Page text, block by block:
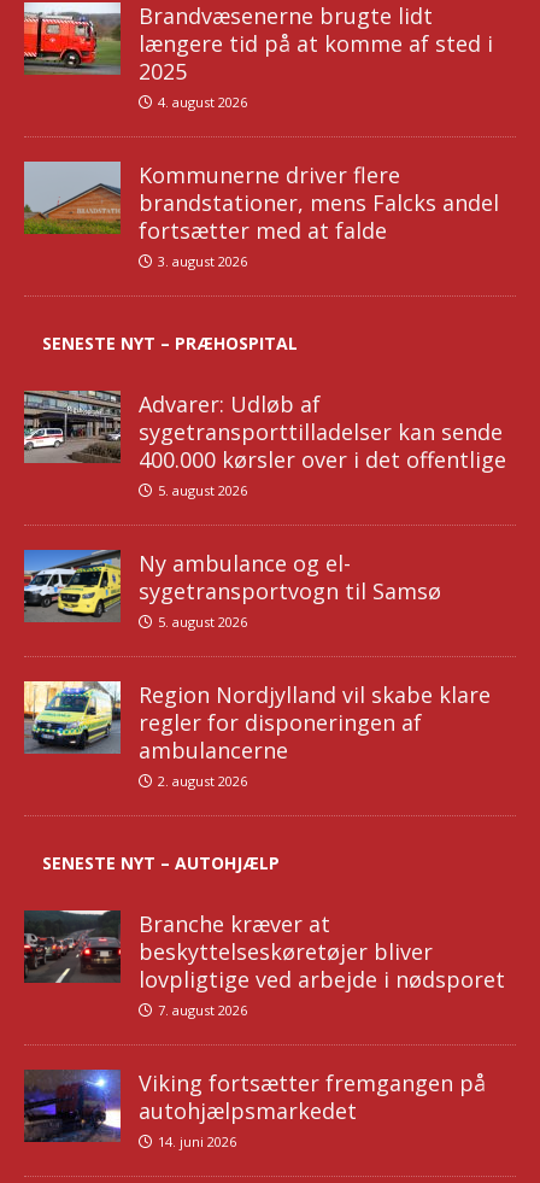
Brandvæsenerne brugte lidt
længere tid på at komme af sted i
2025
4. august 2026
Kommunerne driver flere
brandstationer, mens Falcks andel
fortsætter med at falde
3. august 2026
SENESTE NYT – PRÆHOSPITAL
Advarer: Udløb af
sygetransporttilladelser kan sende
400.000 kørsler over i det offentlige
5. august 2026
Ny ambulance og el-
sygetransportvogn til Samsø
5. august 2026
Region Nordjylland vil skabe klare
regler for disponeringen af
ambulancerne
2. august 2026
SENESTE NYT – AUTOHJÆLP
Branche kræver at
beskyttelseskøretøjer bliver
lovpligtige ved arbejde i nødsporet
7. august 2026
Viking fortsætter fremgangen på
autohjælpsmarkedet
14. juni 2026